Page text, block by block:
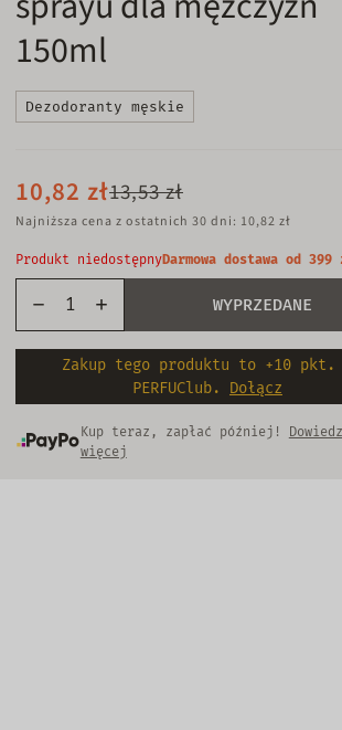
150ml
Dezodoranty męskie
10,82 zł13,53 zł
Najniższa cena z ostatnich 30 dni: 10,82 zł
Produkt niedostępnyDarmowa dostawa od 399
WYPRZEDANE
Zakup tego produktu to +10 pkt.
PERFUClub. Dołącz
Kup teraz, zapłać później!
więcej